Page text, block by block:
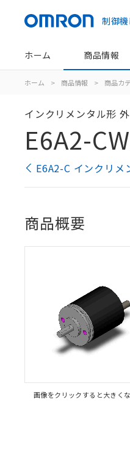
制御
ホーム 商品情報
ホーム > 商品情報 > 商品カ
インクリメンタル形
E6A2-
E6A2-C インクリ
商品概要
画像をクリックすると大きく